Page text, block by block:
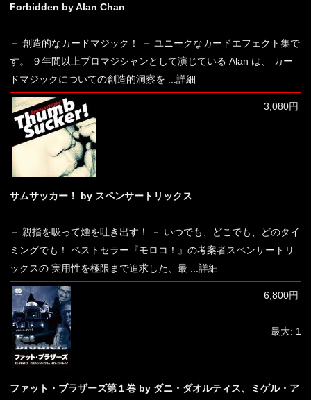
Forbidden by Alan Chan
－ 創造的なカードマジック！ － ユニークなカードエフェクト集で
す。 ９年間以上プロマジシャンとして演じている Alan は、 カー
ドマジックについての創造的洞察を ...詳細
3,080円
サムサッカー！ by スペンサートリックス
－ 親指を吸って煙を吐き出す！ － いつでも、どこでも、どのタイ
ミングでも！ ベストセラー『モロコ！』の考案者スペンサートリ
ックスの 実用性を極限まで追求した、最 ...詳細
6,800円
最大: 1
ファット・ブラザーズ第１巻 by ダニ・ダオルティス、ミゲル・ア